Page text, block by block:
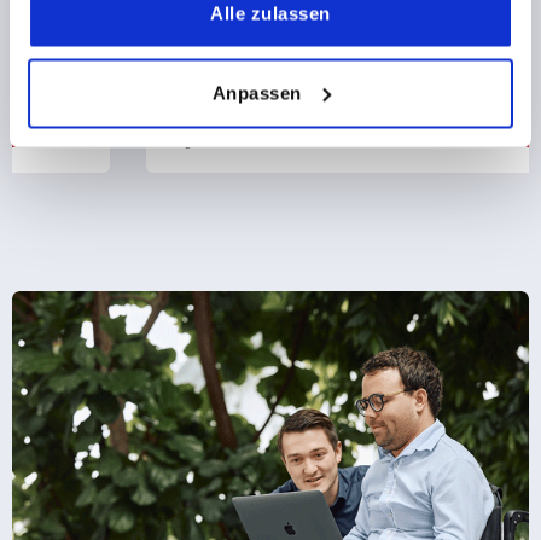
Alle zulassen
Anpassen
zzgl. MwSt.
DETAILS